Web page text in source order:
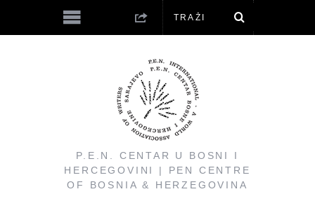
P.E.N. CENTAR U BOSNI I
HERCEGOVINI | PEN CENTRE
OF BOSNIA & HERZEGOVINA